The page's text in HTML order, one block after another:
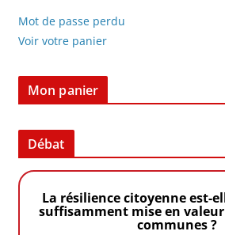
Mot de passe perdu
Voir votre panier
Mon panier
Débat
La résilience citoyenne est-
suffisamment mise en
communes ?